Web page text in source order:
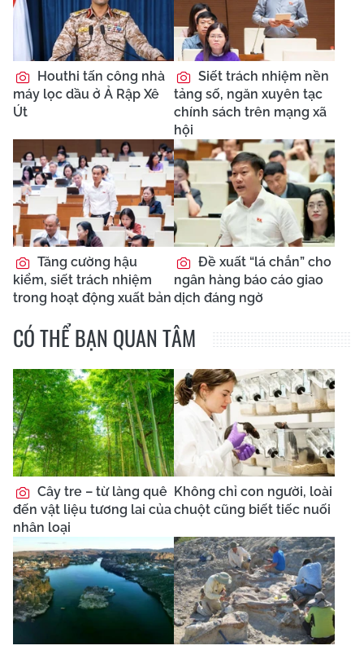
Houthi tấn công nhà
máy lọc dầu ở Ả Rập Xê
Út
Siết trách nhiệm nền
tảng số, ngăn xuyên tạc
chính sách trên mạng xã
hội
Tăng cường hậu
kiểm, siết trách nhiệm
trong hoạt động xuất bản
Đề xuất “lá chắn” cho
ngân hàng báo cáo giao
dịch đáng ngờ
CÓ THỂ BẠN QUAN TÂM
Cây tre – từ làng quê
đến vật liệu tương lai của
nhân loại
Không chỉ con người, loài
chuột cũng biết tiếc nuối